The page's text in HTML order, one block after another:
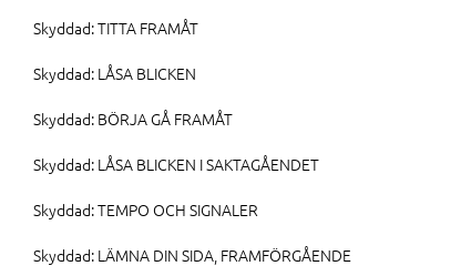
Skyddad: TITTA FRAMÅT
Skyddad: LÅSA BLICKEN
Skyddad: BÖRJA GÅ FRAMÅT
Skyddad: LÅSA BLICKEN I SAKTAGÅENDET
Skyddad: TEMPO OCH SIGNALER
Skyddad: LÄMNA DIN SIDA, FRAMFÖRGÅENDE